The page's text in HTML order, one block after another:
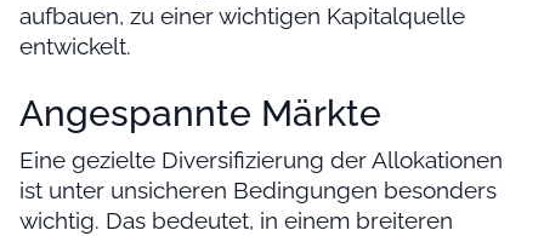
aufbauen, zu einer wichtigen Kapitalquelle
entwickelt.
Angespannte Märkte
Eine gezielte Diversifizierung der Allokationen
ist unter unsicheren Bedingungen besonders
wichtig. Das bedeutet, in einem breiteren